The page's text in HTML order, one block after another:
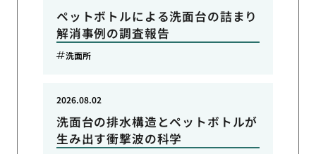
ペットボトルによる洗面台の詰まり
解消事例の調査報告
洗面所
洗面台の排水構造とペットボトルが
生み出す衝撃波の科学
2026.08.02